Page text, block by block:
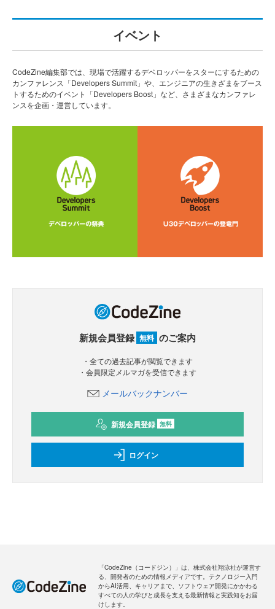
イベント
CodeZine編集部では、現場で活躍するデベロッパーをスターにするための
カンファレンス「Developers Summit」や、エンジニアの生きざまをブース
トするためのイベント「Developers Boost」など、さまざまなカンファレ
ンスを企画・運営しています。
新規会員登録 無料 のご案内
・全ての過去記事が閲覧できます
・会員限定メルマガを受信できます
メールバックナンバー
新規会員登録 無料
ログイン
「CodeZine（コードジン）」は、株式会社翔泳社が運営す
る、開発者のための情報メディアです。テクノロジー入門
からAI活用、キャリアまで、ソフトウェア開発にかかわる
すべての人の学びと成長を支える最新情報と実践知をお届
けします。